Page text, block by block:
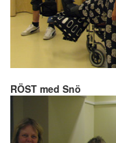
RÖST med Snö